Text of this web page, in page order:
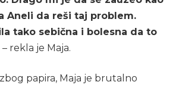
Aneli da reši taj problem.
tako sebična i bolesna da to
– rekla je Maja.
papira, Maja je brutalno